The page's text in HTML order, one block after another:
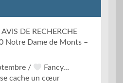
AVIS DE RECHERCHE
Notre Dame de Monts –
/
Fancy…
cache un cœur